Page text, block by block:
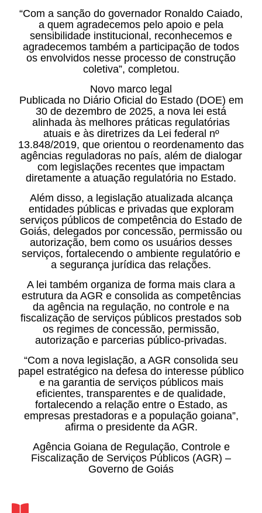
“Com a sanção do governador Ronaldo Caiado,
a quem agradecemos pelo apoio e pela
sensibilidade institucional, reconhecemos e
agradecemos também a participação de todos
os envolvidos nesse processo de construção
coletiva”, completou.
Novo marco legal
Publicada no Diário Oficial do Estado (DOE) em
30 de dezembro de 2025, a nova lei está
alinhada às melhores práticas regulatórias
atuais e às diretrizes da Lei federal nº
13.848/2019, que orientou o reordenamento das
agências reguladoras no país, além de dialogar
com legislações recentes que impactam
diretamente a atuação regulatória no Estado.
Além disso, a legislação atualizada alcança
entidades públicas e privadas que exploram
serviços públicos de competência do Estado de
Goiás, delegados por concessão, permissão ou
autorização, bem como os usuários desses
serviços, fortalecendo o ambiente regulatório e
a segurança jurídica das relações.
A lei também organiza de forma mais clara a
estrutura da AGR e consolida as competências
da agência na regulação, no controle e na
fiscalização de serviços públicos prestados sob
os regimes de concessão, permissão,
autorização e parcerias público-privadas.
“Com a nova legislação, a AGR consolida seu
papel estratégico na defesa do interesse público
e na garantia de serviços públicos mais
eficientes, transparentes e de qualidade,
fortalecendo a relação entre o Estado, as
empresas prestadoras e a população goiana”,
afirma o presidente da AGR.
Agência Goiana de Regulação, Controle e
Fiscalização de Serviços Públicos (AGR) –
Governo de Goiás